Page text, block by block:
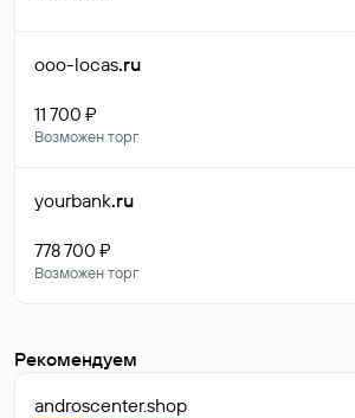
ooo-locas.ru
11 700 ₽
Возможен торг
yourbank.ru
778 700 ₽
Возможен торг
Рекомендуем
androscenter.shop